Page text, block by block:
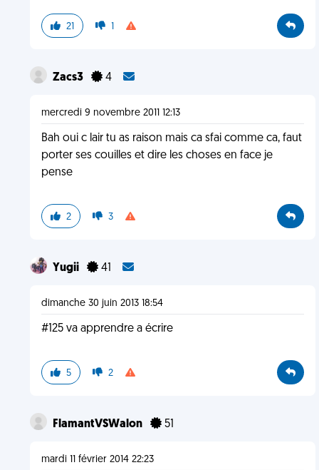
21 1
Zacs3 4
mercredi 9 novembre 2011 12:13
Bah oui c lair tu as raison mais ca sfai comme ca, faut
porter ses couilles et dire les choses en face je
pense
2 3
Yugii 41
dimanche 30 juin 2013 18:54
#125 va apprendre a écrire
5 2
FlamantVSWalon 51
mardi 11 février 2014 22:23